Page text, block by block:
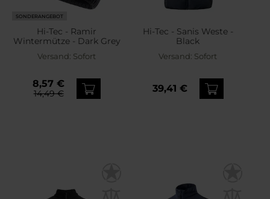
SONDERANGEBOT
Hi-Tec - Ramir
Wintermütze - Dark Grey
Versand: Sofort
8,57 €
14,49 €
Hi-Tec - Sanis Weste -
Black
Versand: Sofort
39,41 €